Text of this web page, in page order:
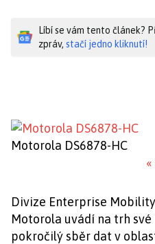
Líbí se vám tento článek?
zpráv, stačí jedno kliknutí!
Motorola DS6878-HC
«
Divize Enterprise
Motorola uvádí na trh
pokročilý sběr dat v